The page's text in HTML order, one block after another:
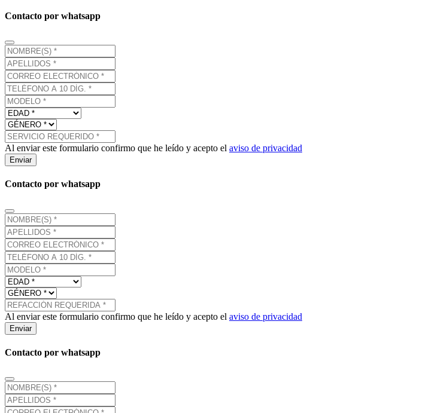
Contacto por whatsapp
Al enviar este formulario confirmo que he leído y acepto el aviso de privacidad
Enviar
Contacto por whatsapp
Al enviar este formulario confirmo que he leído y acepto el aviso de privacidad
Enviar
Contacto por whatsapp